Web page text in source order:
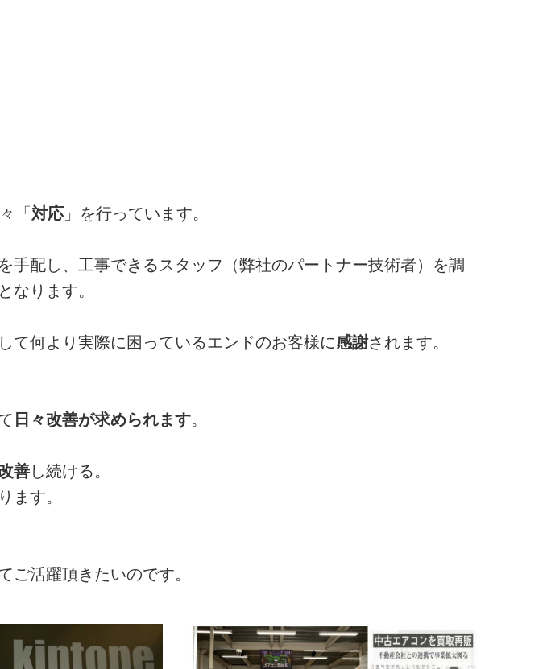
「対応」を行っています。
配し、工事できるスタッフ（弊社のパートナー技術者）を調
ります。
て何より実際に困っているエンドのお客様に感謝されます。
日々改善が求められます。
善し続ける。
ます。
ご活躍頂きたいのです。